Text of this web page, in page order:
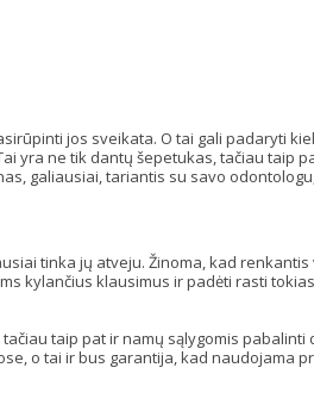
jos sveikata. O tai gali padaryti
yra ne tik dantų šepetukas, tačiau taip
galiausiai, tariantis su savo
tinka jų atveju. Žinoma, kad
kylančius klausimus ir padėti rasti
taip pat ir namų sąlygomis pabalinti
o tai ir bus garantija, kad naudojama